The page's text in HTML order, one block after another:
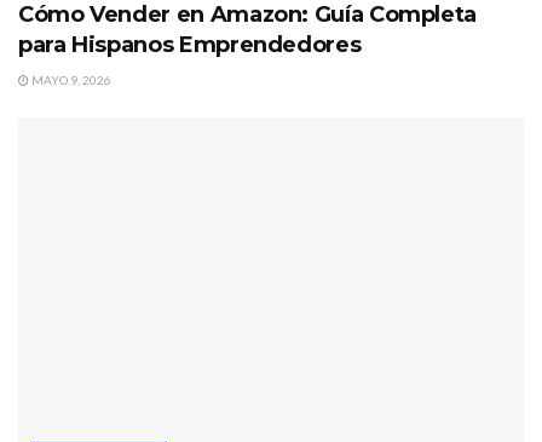
Cómo Vender en Amazon: Guía Completa
para Hispanos Emprendedores
MAYO 9, 2026